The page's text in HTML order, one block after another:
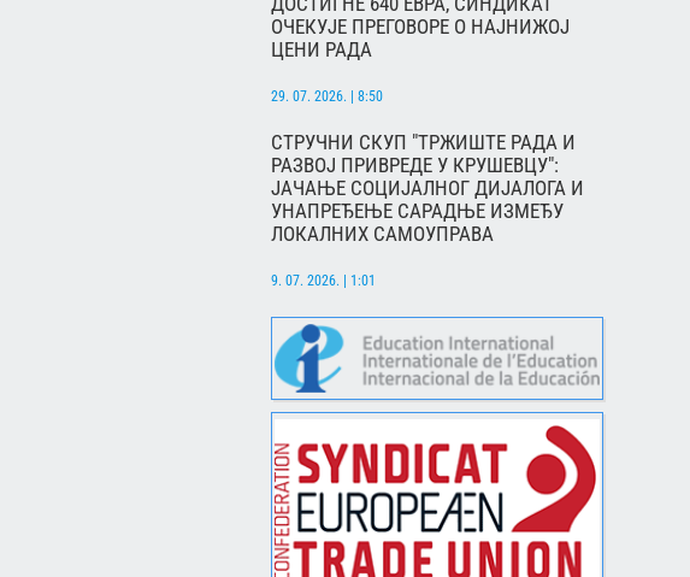
ОЧЕКУЈЕ ПРЕГОВОРЕ О НАЈНИЖОЈ
ЦЕНИ РАДА
29. 07. 2026. | 8:50
СТРУЧНИ СКУП "ТРЖИШТЕ РАДА И
РАЗВОЈ ПРИВРЕДЕ У КРУШЕВЦУ":
ЈАЧАЊЕ СОЦИЈАЛНОГ ДИЈАЛОГА И
УНАПРЕЂЕЊЕ САРАДЊЕ ИЗМЕЂУ
ЛОКАЛНИХ САМОУПРАВА
9. 07. 2026. | 1:01